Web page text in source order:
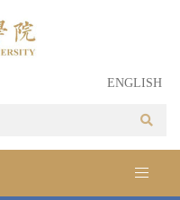
ENGLISH